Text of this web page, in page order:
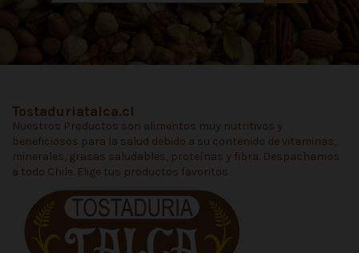
Tostaduriatalca.cl
Nuestros Productos son alimentos muy nutritivos y
beneficiosos para la salud debido a su contenido de vitaminas,
minerales, grasas saludables, proteínas y fibra. Despachamos
a todo Chile. Elige tus productos favoritos